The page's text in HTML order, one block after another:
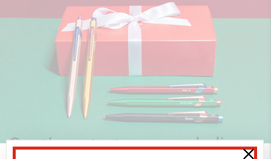
Quest’anno, punta su un regalo di